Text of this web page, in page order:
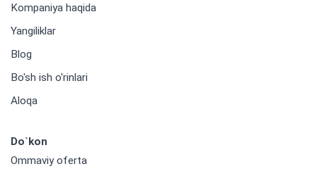
Kompaniya haqida
Yangiliklar
Blog
Bo'sh ish o'rinlari
Aloqa
Do`kon
Ommaviy oferta